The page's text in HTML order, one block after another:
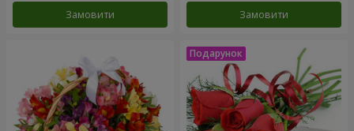
Замовити Замовити